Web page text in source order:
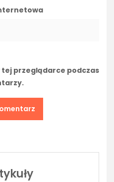
przeglądarce podczas